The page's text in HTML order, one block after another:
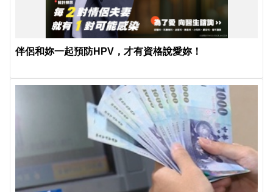
伴侶和妳一起預防HPV，才有資格說愛妳！